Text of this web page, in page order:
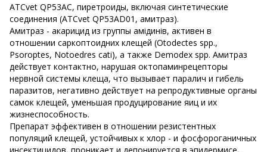
ATCvet QP53АС, пиретроиды, включая синтетические
соединения (ATCvet QP53АD01, амитраз).
Амитраз - акарицид из группы амідинів, активен в
отношении саркоптоидних клещей (Otodectes spp.,
Psoroptes, Notoedres cati), а также Demodex spp. Амитраз
действует контактно, нарушая октопаминрецепторы
нервной системы клеща, что вызывает паралич и гибель
паразитов, негативно действует на репродуктивные органы
самок клещей, уменьшая продуцирование яиц и их
жизнеспособность.
Препарат эффективен в отношении резистентных
популяций клещей, устойчивых к хлор - и фосфороганичных